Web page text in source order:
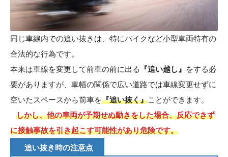
同じ車線内での追い抜きは、特にバイクなど小型車両特有の
合法的な行為です。
本来は車線を変更して前車の前に出る
『追い越し』 をする必
要がありますが、車幅の関係で広い道路では車線変更せずに
空いたスペースから前車を『追い抜く』ことができます。
しかし、他の車両が予期せぬ動きをした場合、反応できず
に接触事故を引き起こす可能性があり危険です。
追い抜き時の注意点